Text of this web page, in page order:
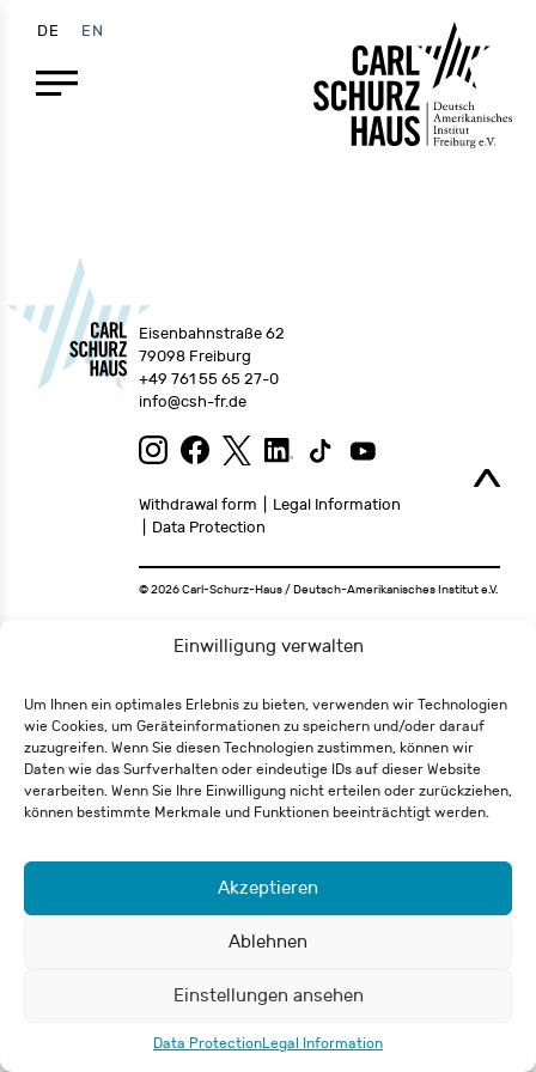
Einwilligung verwalten
Um Ihnen ein optimales Erlebnis zu bieten, verwenden wir Technologien
wie Cookies, um Geräteinformationen zu speichern und/oder darauf
zuzugreifen. Wenn Sie diesen Technologien zustimmen, können wir
Daten wie das Surfverhalten oder eindeutige IDs auf dieser Website
verarbeiten. Wenn Sie Ihre Einwilligung nicht erteilen oder zurückziehen,
können bestimmte Merkmale und Funktionen beeinträchtigt werden.
Akzeptieren
Ablehnen
Einstellungen ansehen
Data ProtectionLegal Information
DE EN
Eisenbahnstraße 62
79098 Freiburg
+49 761 55 65 27-0
info@csh-fr.de
Withdrawal form
Legal Information
Data Protection
© 2026 Carl-Schurz-Haus / Deutsch-Amerikanisches Institut e.V.